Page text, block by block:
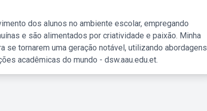
dos alunos no ambiente escolar, empregando
e são alimentados por criatividade e paixão. Minha
se tornarem uma geração notável, utilizando abordagens
acadêmicas do mundo - dsw.aau.edu.et.